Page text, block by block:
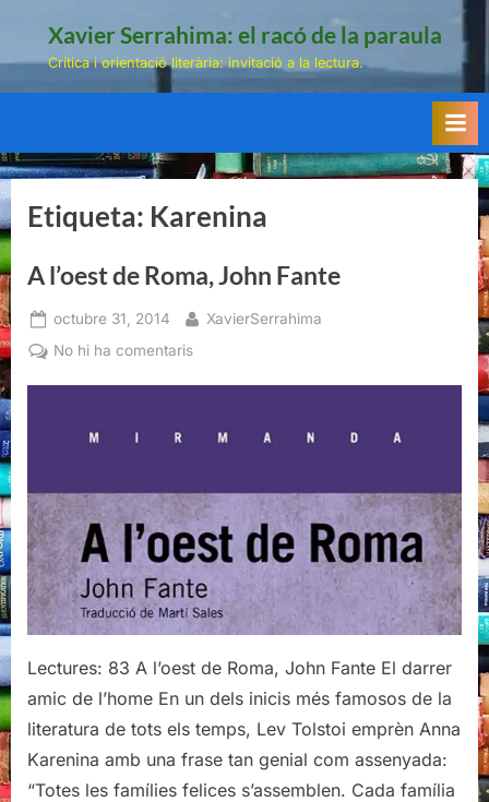
Xavier Serrahima: el racó de la paraula
Crítica i orientació literària: invitació a la lectura.
Etiqueta: Karenina
A l’oest de Roma, John Fante
Posted
on
octubre 31, 2014 By
XavierSerrahima
No hi ha comentarisa
Fante
Lectures: 83 A l’oest de Roma, John Fante El darrer
amic de l’home En un dels inicis més famosos de la
literatura de tots els temps, Lev Tolstoi emprèn Anna
Karenina amb una frase tan genial com assenyada:
“Totes les famílies felices s’assemblen. Cada família